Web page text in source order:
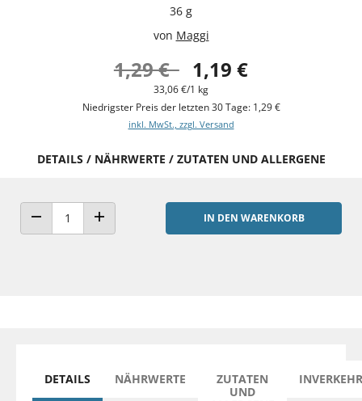
36 g
von Maggi
1,29 € 1,19 €
33,06 €/1 kg
Niedrigster Preis der letzten 30 Tage: 1,29 €
inkl. MwSt., zzgl. Versand
DETAILS / NÄHRWERTE / ZUTATEN UND ALLERGENE
ANZAHL VERRINGERNANZAHL ERHÖHEN
IN DEN WARENKORB
DETAILS NÄHRWERTE
ZUTATEN
UND